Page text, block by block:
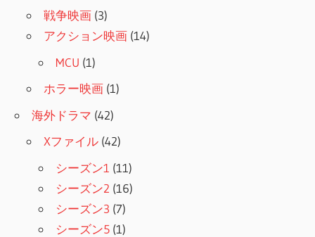
戦争映画 (3)
アクション映画 (14)
MCU (1)
ホラー映画 (1)
海外ドラマ (42)
Xファイル (42)
シーズン1 (11)
シーズン2 (16)
シーズン3 (7)
シーズン5 (1)